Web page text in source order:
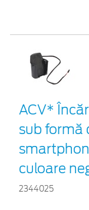
ACV*
sub formă
culoare
2344025